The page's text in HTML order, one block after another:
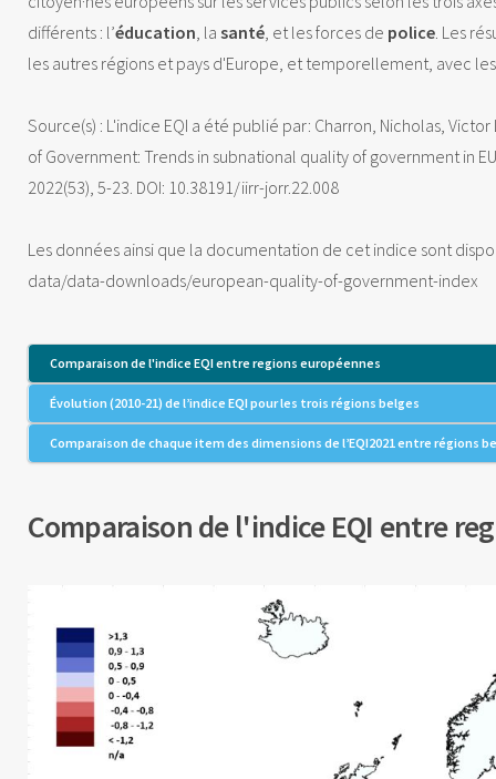
différents : l’éducation , la santé, et les forces de police. Les
les autres régions et pays d'Europe, et temporellement, avec
Source(s) : L'indice EQI a été publié par: Charron, Nicholas,
of Government: Trends in subnational quality of government in
2022(53), 5-23. DOI: 10.38191/iirr-jorr.22.008
Les données ainsi que la documentation de cet indice sont
data/data-downloads/european-quality-of-government-index
Comparaison de l'indice EQI entre regions européennes
Évolution (2010-21) de l’indice EQI pour les trois régions belges
Comparaison de chaque item des dimensions de l’EQI2021 entre régions
Comparaison de l'indice EQI entre